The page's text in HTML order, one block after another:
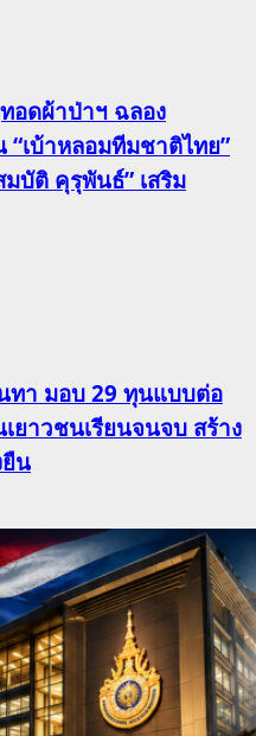
อดผ้าป่าฯ ฉลอง
เบ้าหลอมทีมชาติไทย”
บัติ คุรุพันธ์” เสริม
ทา มอบ 29 ทุนแบบต่อ
ยาวชนเรียนจนจบ สร้าง
น